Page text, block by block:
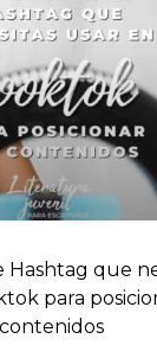
Hashtag que
para
contenidos